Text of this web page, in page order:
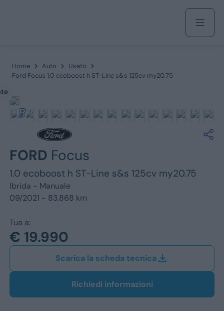
Marchi
Alfa Romeo
Dacia
Renault
Home Auto
Usato
Ford Focus 1.0 ecoboost h ST-Line s&s 125cv my20.75
FORD Focus
1.0 ecoboost h ST-Line s&s 125cv my20.75
Ibrida - Manuale
09/2021 - 83.868 km
Tua a:
€ 19.990
Scarica la scheda tecnica
Richiedi informazioni